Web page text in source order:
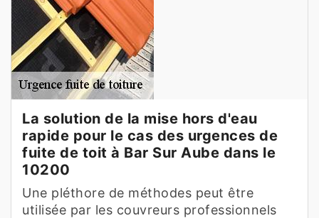
La solution de la mise hors d'eau
rapide pour le cas des urgences de
fuite de toit à Bar Sur Aube dans le
10200
Une pléthore de méthodes peut être
utilisée par les couvreurs professionnels